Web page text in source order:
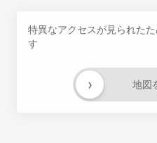
特異なアクセスが見られた
す
地図
›